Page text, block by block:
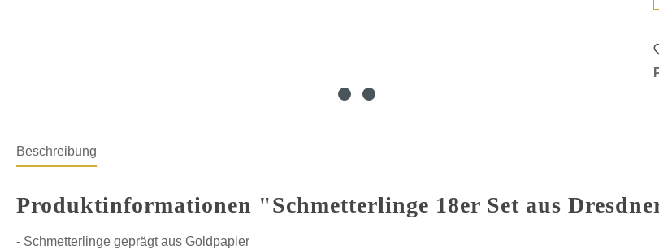
Beschreibung
Produktinformationen "Schmetterlinge 18er Set aus
- Schmetterlinge geprägt aus Goldpapier